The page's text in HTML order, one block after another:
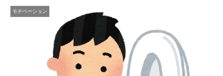
モチベーション